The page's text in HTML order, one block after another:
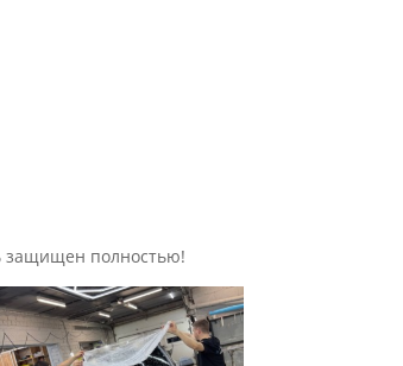
защищен полностью!